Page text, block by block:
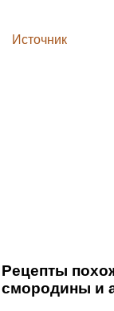
Источник
Рецепты
смородины и